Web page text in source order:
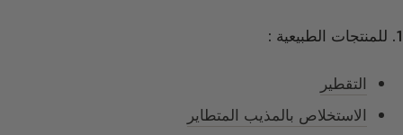
1. للمنتجات الطبيعية :
التقطير
الاستخلاص بالمذيب المتطاير